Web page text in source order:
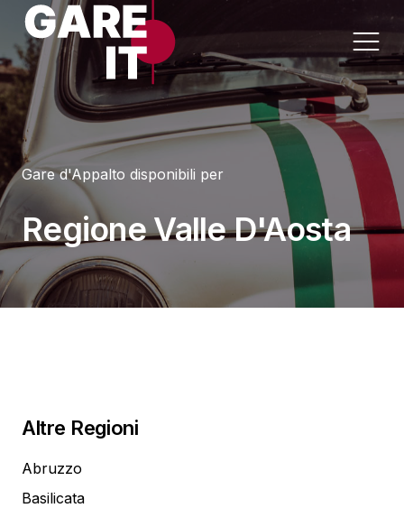
Home
Appalti per Settore
Lavori
Servizi
Forniture
Appalti per Regione
Gare d'Appalto disponibili per
Regione Valle D'Aosta
Altre Regioni
Abruzzo
Basilicata